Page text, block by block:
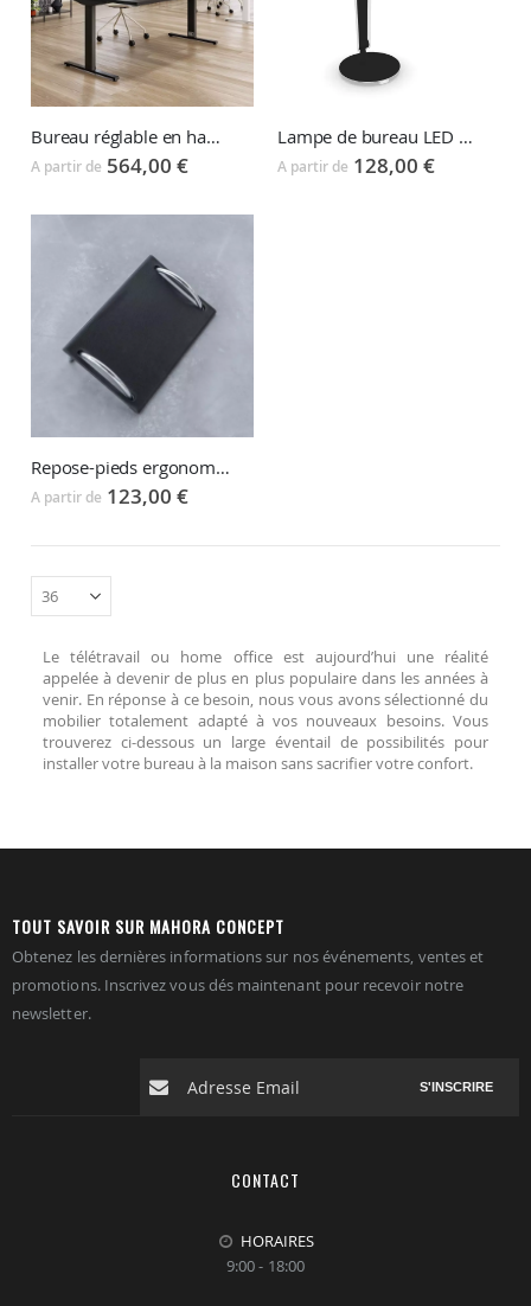
Bureau réglable en hauteur ORTHO
A partir de 564,00 €
Lampe de bureau LED TULIP
A partir de 128,00 €
Repose-pieds ergonomique FOOT SUPPORT
A partir de 123,00 €
Le télétravail ou home office est aujourd’hui une réalité
appelée à devenir de plus en plus populaire dans les années à
venir. En réponse à ce besoin, nous vous avons sélectionné du
mobilier totalement adapté à vos nouveaux besoins. Vous
trouverez ci-dessous un large éventail de possibilités pour
installer votre bureau à la maison sans sacrifier votre confort.
TOUT SAVOIR SUR MAHORA CONCEPT
Obtenez les dernières informations sur nos événements, ventes et
promotions. Inscrivez vous dés maintenant pour recevoir notre
newsletter.
S'INSCRIRE
CONTACT
HORAIRES
9:00 - 18:00